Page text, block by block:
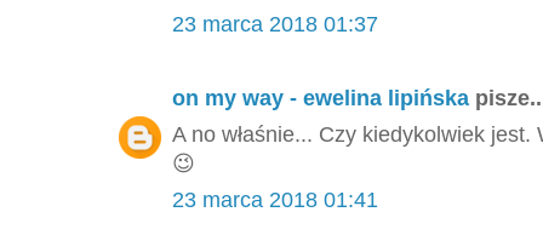
23 marca 2018 01:37
on my way - ewelina lipińska
A no właśnie... Czy kiedykolwiek
😉
23 marca 2018 01:41